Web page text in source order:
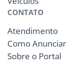
CONTATO
Atendimento
Como Anunciar
Sobre o Portal